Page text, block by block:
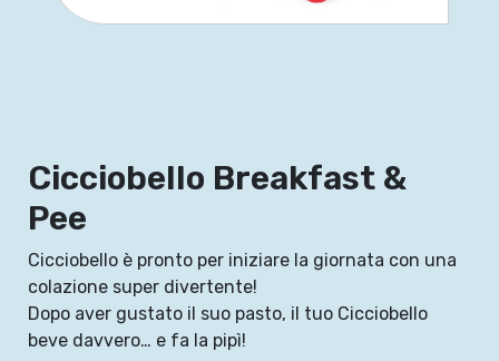
Cicciobello Breakfast &
Pee
Cicciobello è pronto per iniziare la giornata con una
colazione super divertente!
Dopo aver gustato il suo pasto, il tuo Cicciobello
beve davvero… e fa la pipì!